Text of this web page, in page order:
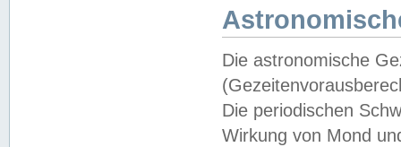
Die astronomische
Die periodischen
Wirkung von Mond